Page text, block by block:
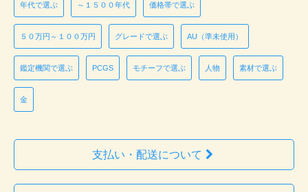
年代で選ぶ ～１５００年代 価格帯で選ぶ
５０万円～１００万円 グレードで選ぶ AU（準未使用）
鑑定機関で選ぶ PCGS モチーフで選ぶ 人物 素材で選ぶ
金
支払い・配送について